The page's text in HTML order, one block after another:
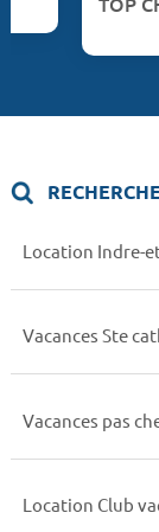
Location Indre-
Vacances Ste
Vacances pas
Location Club